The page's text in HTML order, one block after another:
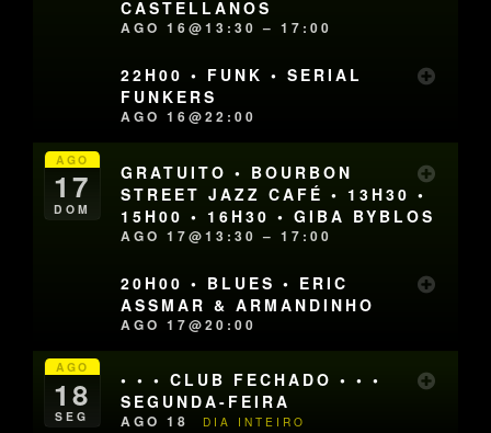
CASTELLANOS
AGO 16@13:30 – 17:00
22H00 • FUNK • SERIAL
FUNKERS
AGO 16@22:00
AGO
17
DOM
GRATUITO • BOURBON
STREET JAZZ CAFÉ • 13H30 •
15H00 • 16H30 • GIBA BYBLOS
AGO 17@13:30 – 17:00
20H00 • BLUES • ERIC
ASSMAR & ARMANDINHO
AGO 17@20:00
AGO
18
SEG
• • • CLUB FECHADO • • •
SEGUNDA-FEIRA
AGO 18 DIA INTEIRO